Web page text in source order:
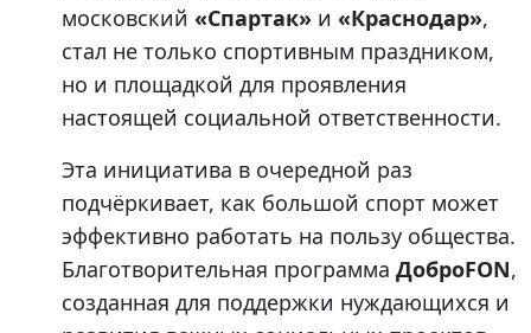
московский «Спартак» и «Краснодар»,
стал не только спортивным праздником,
но и площадкой для проявления
настоящей социальной ответственности.
Эта инициатива в очередной раз
подчёркивает, как большой спорт может
эффективно работать на пользу общества.
Благотворительная программа ДоброFON,
созданная для поддержки нуждающихся и